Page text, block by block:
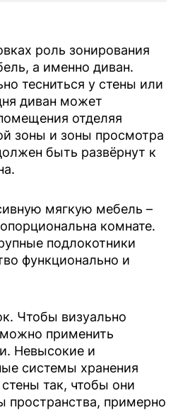
роль зонирования
а именно диван.
тесниться у стены или
диван может
отделяя
зоны и зоны просмотра
быть развёрнут к
мягкую мебель –
комнате.
подлокотники
функционально и
Чтобы визуально
применить
Невысокие и
системы хранения
так, чтобы они
пространства, примерно